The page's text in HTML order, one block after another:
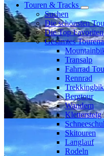
Touren & Tracks
Suchen
Die schönsten
Die Top Favoriten
Gesamtes
Transalp
Fahrrad
Rennrad
Bergtour
Wandern
Klettersteig
Skitouren
Langlauf
Rodeln